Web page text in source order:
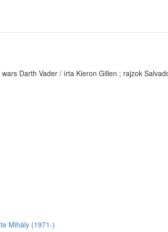
Darth Vader / írta Kieron Gillen ; rajzok
Mihály (1971-)